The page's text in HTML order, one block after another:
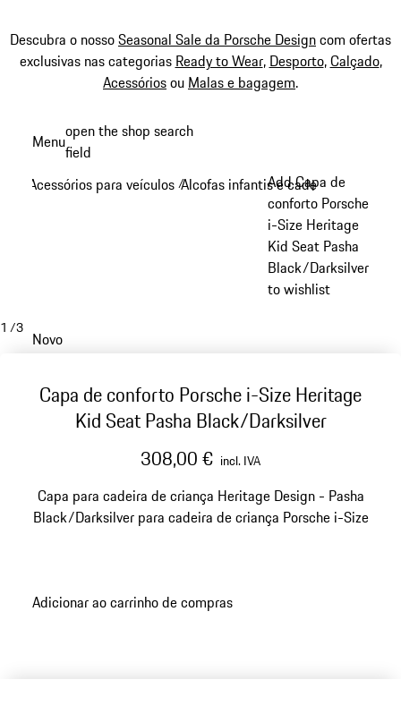
Descubra o nossoSeasonal Sale da Porsche Designcom ofertas
exclusivas nas categorias Ready to Wear, Desporto,Calçado,
Acessóriosou Malas e bagagem.
conteúdo
Menuopen the shop search
field
Acessórios para veículos /Alcofas infantis e cadeiras para
Add Capa de
conforto Porsche
i-Size Heritage
Kid Seat Pasha
Black/Darksilver
to wishlist
1 /3
Novo
Capa de conforto Porsche i-Size Heritage
Kid Seat Pasha Black/Darksilver
308,00 € incl. IVA
Capa para cadeira de criança Heritage Design - Pasha
Black/Darksilver para cadeira de criança Porsche i-Size
Adicionar ao carrinho de compras